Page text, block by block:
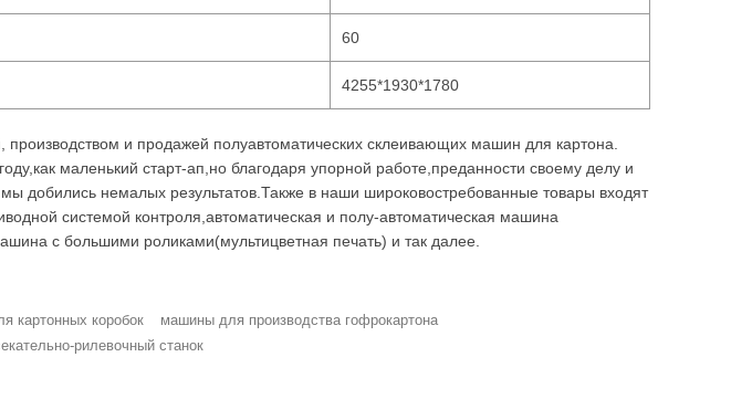
60
4255*1930*1780
и продажей полуавтоматических склеивающих машин для картона.
маленький старт-ап,но благодаря упорной работе,преданности своему делу и
добились немалых результатов.Также в наши широковостребованные товары входят
системой контроля,автоматическая и полу-автоматическая машина
с большими роликами(мультицветная печать) и так далее.
картонных коробок
машины для производства гофрокартона
рилевочный станок